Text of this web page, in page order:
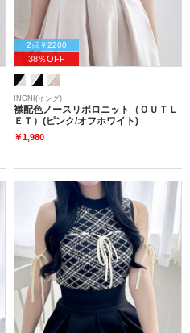
2点￥2200
38％OFF
INGNI(イング)
襟配色ノースリポロニット（ＯＵＴＬ
ＥＴ）(ピンク/オフホワイト)
￥1,980